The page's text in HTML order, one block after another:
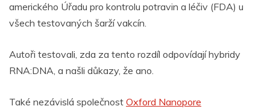
amerického Úřadu pro kontrolu potravin a léčiv (FDA) u
všech testovaných šarží vakcín.
Autoři testovali, zda za tento rozdíl odpovídají hybridy
RNA:DNA, a našli důkazy, že ano.
Také nezávislá společnost Oxford Nanopore